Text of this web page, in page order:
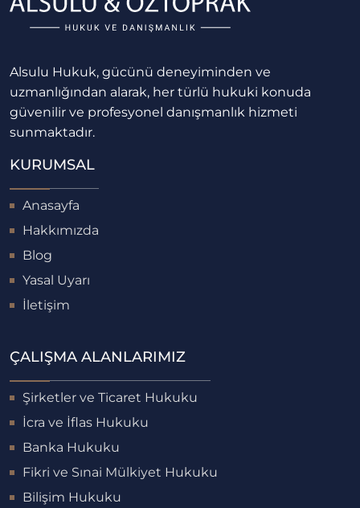
Alsulu Hukuk, gücünü deneyiminden ve
uzmanlığından alarak, her türlü hukuki konuda
güvenilir ve profesyonel danışmanlık hizmeti
sunmaktadır.
KURUMSAL
Anasayfa
Hakkımızda
Blog
Yasal Uyarı
İletişim
ÇALIŞMA ALANLARIMIZ
Şirketler ve Ticaret Hukuku
İcra ve İflas Hukuku
Banka Hukuku
Fikri ve Sınai Mülkiyet Hukuku
Bilişim Hukuku